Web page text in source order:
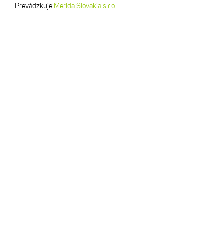
Prevádzkuje Merida Slovakia s.r.o.